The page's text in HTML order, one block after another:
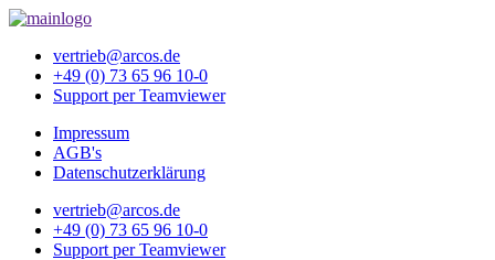
vertrieb@arcos.de
+49 (0) 73 65 96 10-0
Support per Teamviewer
Impressum
AGB's
Datenschutzerklärung
vertrieb@arcos.de
+49 (0) 73 65 96 10-0
Support per Teamviewer